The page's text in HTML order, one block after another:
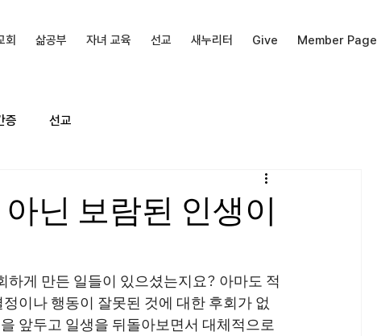
회 삶공부 자녀 교육 선교 새누리터 Give Member Page
증 선교
닌 보람된 인생이
게 만든 일들이 있으셨는지요? 아마도 적
이나 행동이 잘못된 것에 대한 후회가 없
앞두고 일생을 뒤돌아보면서 대체적으로